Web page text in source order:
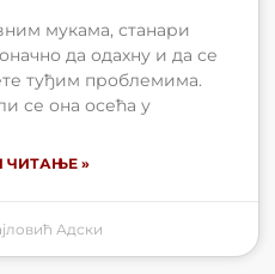
мукама, станари
да одахну и да се
туђим проблемима.
се она осећа у
ЧИТАЊЕ »
Адски